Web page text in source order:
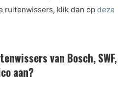
ruitenwissers, klik dan opdeze
van Bosch, SWF,
aan?